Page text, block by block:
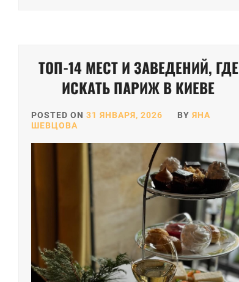
ТОП-14 МЕСТ И ЗАВЕДЕНИЙ, ГДЕ
ИСКАТЬ ПАРИЖ В КИЕВЕ
POSTED ON 31 ЯНВАРЯ, 2026 BY ЯНА
ШЕВЦОВА